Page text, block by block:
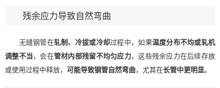
残余应力导致自然弯曲
无缝钢管在轧制、冷拔或冷却过程中，如果温度分布不均或轧机
调整不当，会在管材内部残留不均匀应力，这些残余应力在后续存放
或使用过程中释放， 可能导致钢管自然弯曲，尤其在长管中更明显。